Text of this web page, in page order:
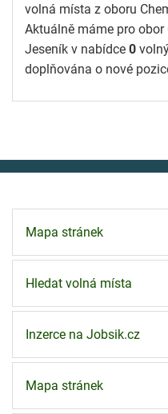
volná místa z oboru
Aktuálně máme pro
Jeseník v nabídce 0
doplňována o nové
Mapa stránek
Hledat volná místa
Inzerce na Jobsik.cz
Mapa stránek